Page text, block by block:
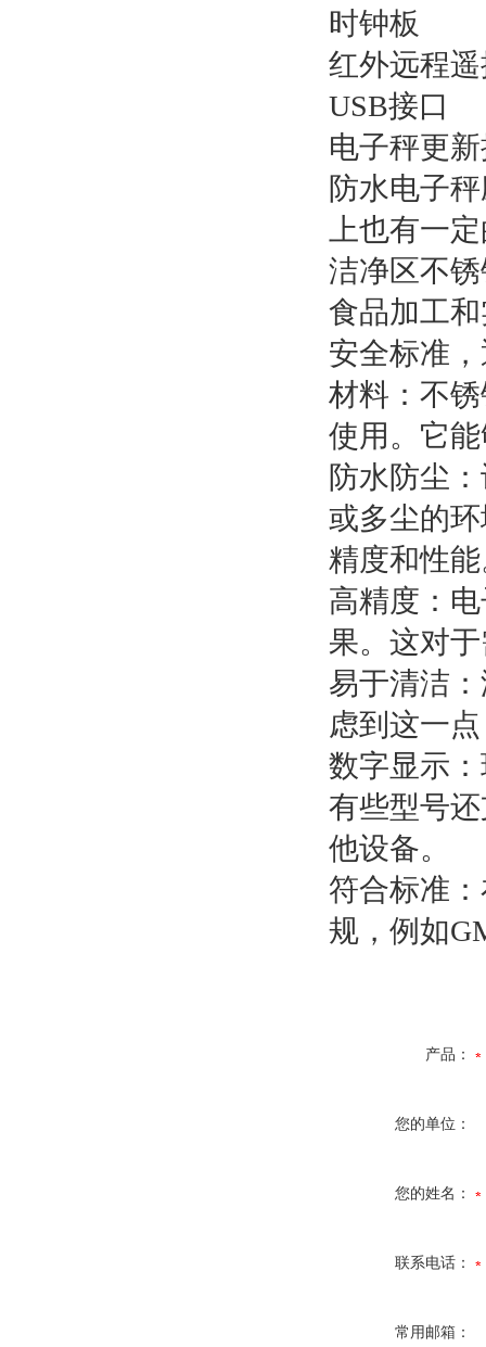
时钟板
红外远程
USB接口
电子秤更
防水电子
上也有一
洁净区不
食品加工
安全标准
材料：不
使用。它
防水防尘
或多尘的
精度和性
高精度：
果。这对
易于清洁
虑到这一
数字显示
有些型号
他设备。
符合标准
规，例如
产品：
您的单位：
您的姓名：
联系电话：
常用邮箱：